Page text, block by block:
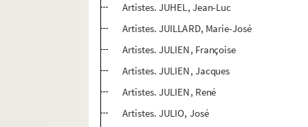
Artistes. JUHEL, Jean-Luc
Artistes. JUILLARD, Marie-José
Artistes. JULIEN, Françoise
Artistes. JULIEN, Jacques
Artistes. JULIEN, René
Artistes. JULIO, José